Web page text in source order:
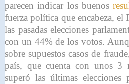
parecen indicar los buenos
fuerza política que encabeza, el
las pasadas elecciones
con un 44% de los votos.
sobre supuestos casos de
país, que cuenta con unos 3
superó las últimas elecciones